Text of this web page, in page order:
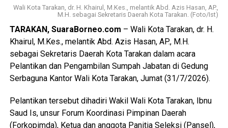
proses pelaksanaan pembangunan infrastruktur di Kota
Tarakan. Dengan disetujuinya penarikan raperda,
Pemerintah Kota berharap dapat segera memfokuskan
pelaksanaan program-program pembangunan demi
meningkatkan pelayanan dan kesejahteraan masyarakat.
(Adc/Mandu)
Bagikan ke
Wali Kota Tarakan, dr. H. Khairul, M.Kes., melantik Abd. Azis Hasan, AP.,
M.H. sebagai Sekretaris Daerah Kota Tarakan. (Foto/Ist)
TARAKAN, SuaraBorneo.com – Wali Kota Tarakan, dr. H.
Khairul, M.Kes., melantik Abd. Azis Hasan, AP., M.H.
sebagai Sekretaris Daerah Kota Tarakan dalam acara
Pelantikan dan Pengambilan Sumpah Jabatan di Gedung
Serbaguna Kantor Wali Kota Tarakan, Jumat (31/7/2026).
Pelantikan tersebut dihadiri Wakil Wali Kota Tarakan, Ibnu
Saud Is, unsur Forum Koordinasi Pimpinan Daerah
(Forkopimda), Ketua dan anggota Panitia Seleksi (Pansel),